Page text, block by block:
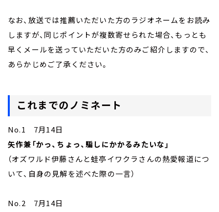
なお、放送では推薦いただいた方のラジオネームをお読み
しますが、同じポイントが複数寄せられた場合、もっとも
早くメールを送っていただいた方のみご紹介しますので、
あらかじめご了承ください。
これまでのノミネート
No.1 7月14日
矢作兼「かっ、ちょっ、騙しにかかるみたいな」
（オズワルド伊藤さんと蛙亭イワクラさんの熱愛報道につ
いて、自身の見解を述べた際の一言）
No.2 7月14日